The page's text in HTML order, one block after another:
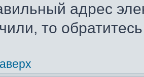
адрес
то